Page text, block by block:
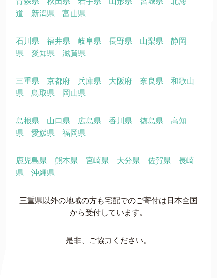
道
新潟県 富山県
石川県 福井県 岐阜県 長野県 山梨県
静岡
県
愛知県 滋賀県
三重県 京都府 兵庫県 大阪府 奈良県
和歌山
県
鳥取県 岡山県
島根県 山口県 広島県 香川県 徳島県
高知
県
愛媛県 福岡県
鹿児島県 熊本県 宮崎県 大分県 佐賀県
長崎
県
沖縄県
三重県以外の地域の方も宅配でのご寄付は日本全国
から受付しています。
是非、ご協力ください。